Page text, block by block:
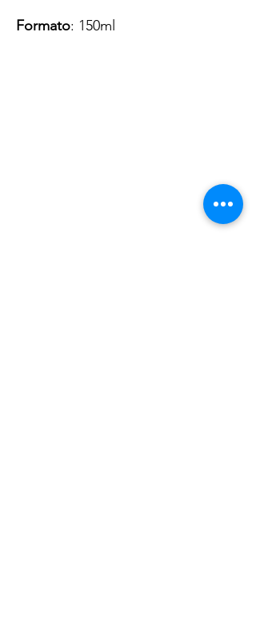
Formato: 150ml
da 79€ a 99€ - 3€ di spedizione
> di 99€ - Spedizione GRATUITA